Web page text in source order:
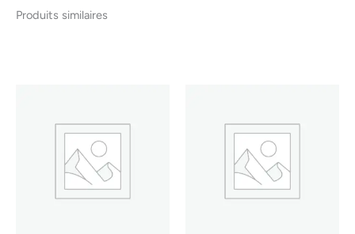
Produits similaires